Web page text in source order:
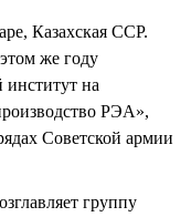
Казахская ССР.
же году
на
РЭА»,
Советской армии
группу